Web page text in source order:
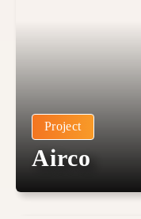
Project
Airco